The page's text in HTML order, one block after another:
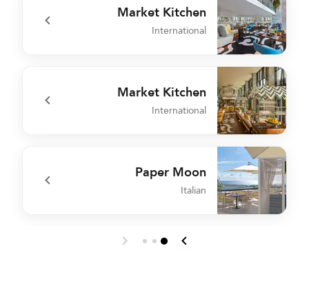
Market Kitchen
International
undefined Market Kitchen
Market Kitchen
International
undefined Market Kitchen
Paper Moon
Italian
undefined Paper Moon